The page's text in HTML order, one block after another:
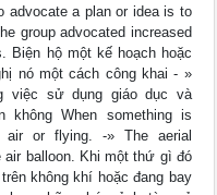
advocate a plan or idea is to
group advocated increased
Biện hộ một kế hoạch hoặc
nó một cách công khai - »
việc sử dụng giáo dục và
không When something is
or flying. -» The aerial
air balloon. Khi một thứ gì đó
không khí hoặc đang bay